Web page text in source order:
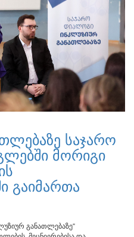
საჯარო
მორიგი
გაიმართა
განათლებაზე“